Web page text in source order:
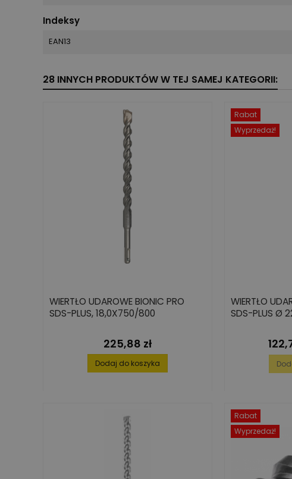
Indeksy
EAN13
28 INNYCH PRODUKTÓW W TEJ SAMEJ KATEGORII:
WIERTŁO UDAROWE BIONIC PRO
SDS-PLUS, 18,0X750/800
Cena
225,88 zł
Dodaj do koszyka
Rabat
Wyprzedaż!
WIERTŁO
SDS-PLUS Ø
Cena
Rabat
Wyprzedaż!